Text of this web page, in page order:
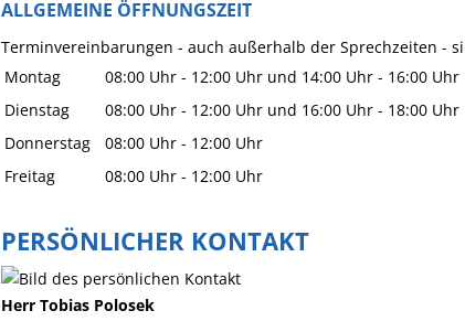
ALLGEMEINE ÖFFNUNGSZEIT
Terminvereinbarungen - auch außerhalb der Sprechzeiten -
Montag
08:00 Uhr - 12:00 Uhr und 14:00 Uhr - 16:00 Uhr
Dienstag
08:00 Uhr - 12:00 Uhr und 16:00 Uhr - 18:00 Uhr
Donnerstag
08:00 Uhr - 12:00 Uhr
Freitag
08:00 Uhr - 12:00 Uhr
PERSÖNLICHER KONTAKT
Herr Tobias Polosek